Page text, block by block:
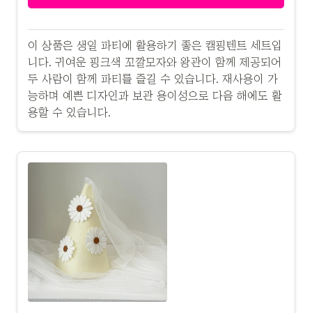
이 상품은 생일 파티에 활용하기 좋은 캠핑텐트 세트입
니다. 귀여운 핑크색 꼬깔모자와 왕관이 함께 제공되어
두 사람이 함께 파티를 즐길 수 있습니다. 재사용이 가
능하며 예쁜 디자인과 보관 용이성으로 다음 해에도 활
용할 수 있습니다.